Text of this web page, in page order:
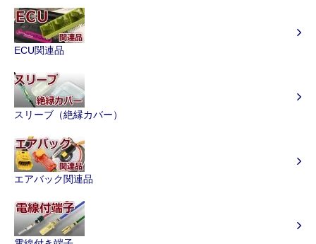
ECU関連品
スリーブ（絶縁カバー）
エアバック関連品